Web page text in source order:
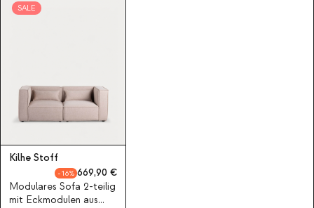
SALE
Kilhe Stoff
16
669,90
Modulares Sofa 2-teilig
mit Eckmodulen aus